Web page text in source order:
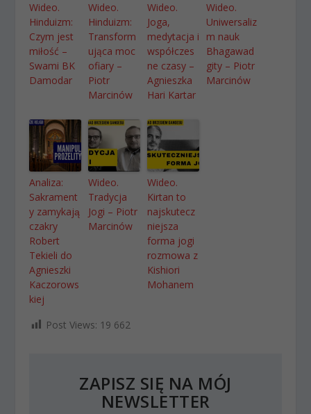
Wideo.
Hinduizm:
Czym jest
miłość –
Swami BK
Damodar
Wideo.
Hinduizm:
Transform
ująca moc
ofiary –
Piotr
Marcinów
Wideo.
Joga,
medytacja i
współczes
ne czasy –
Agnieszka
Hari Kartar
Wideo.
Uniwersaliz
m nauk
Bhagawad
gity – Piotr
Marcinów
Analiza:
Sakrament
y zamykają
czakry
Robert
Tekieli do
Agnieszki
Kaczorows
kiej
Wideo.
Tradycja
Jogi – Piotr
Marcinów
Wideo.
Kirtan to
najskutecz
niejsza
forma jogi
rozmowa z
Kishiori
Mohanem
Post Views: 19 662
ZAPISZ SIĘ NA MÓJ
NEWSLETTER